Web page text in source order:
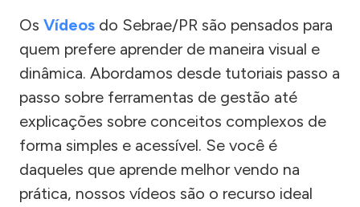
Os Vídeos do Sebrae/PR são pensados para
quem prefere aprender de maneira visual e
dinâmica. Abordamos desde tutoriais passo a
passo sobre ferramentas de gestão até
explicações sobre conceitos complexos de
forma simples e acessível. Se você é
daqueles que aprende melhor vendo na
prática, nossos vídeos são o recurso ideal